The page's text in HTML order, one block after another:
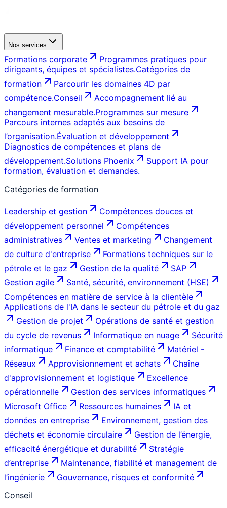
Nos services
Formations corporate
Programmes pratiques pour
dirigeants, équipes et spécialistes.Catégories de
formation
Parcourir les domaines 4D par
compétence.Conseil
Accompagnement lié au
changement mesurable.Programmes sur mesure
Parcours internes adaptés aux besoins de
l’organisation.Évaluation et développement
Diagnostics de compétences et plans de
développement.Solutions Phoenix
Support IA pour
formation, évaluation et demandes.
Catégories de formation
Leadership et gestion
Compétences douces et
développement personnel
Compétences
administratives
Ventes et marketing
Changement
de culture d'entreprise
Formations techniques sur le
pétrole et le gaz
Gestion de la qualité
SAP
Gestion agile
Santé, sécurité, environnement (HSE)
Compétences en matière de service à la clientèle
Applications de l'IA dans le secteur du pétrole et du gaz
Gestion de projet
Opérations de santé et gestion
du cycle de revenus
Informatique en nuage
Sécurité
informatique
Finance et comptabilité
Matériel -
Réseaux
Approvisionnement et achats
Chaîne
d'approvisionnement et logistique
Excellence
opérationnelle
Gestion des services informatiques
Microsoft Office
Ressources humaines
IA et
données en entreprise
Environnement, gestion des
déchets et économie circulaire
Gestion de l’énergie,
efficacité énergétique et durabilité
Stratégie
d’entreprise
Maintenance, fiabilité et management de
l’ingénierie
Gouvernance, risques et conformité
Conseil